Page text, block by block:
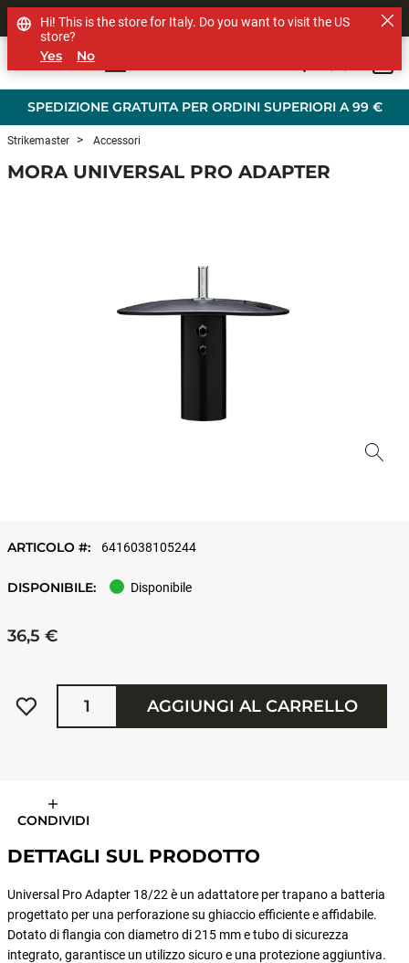
SPEDIZIONE GRATUITA PER ORDINI SUPERIORI A 99 €
SHOP OTHER BRANDS
Strikemaster Accessori
MORA UNIVERSAL PRO ADAPTER
ARTICOLO #: 6416038105244
DISPONIBILE: Disponibile
36,5 €
Quantità
AGGIUNGI AL CARRELLO
CONDIVIDI
DETTAGLI SUL PRODOTTO
Universal Pro Adapter 18/22 è un adattatore per trapano a batteria
progettato per una perforazione su ghiaccio efficiente e affidabile.
Dotato di flangia con diametro di 215 mm e tubo di sicurezza
integrato, garantisce un utilizzo sicuro e una protezione aggiuntiva.
Hi! This is the store for Italy. Do you want to visit the US
store?
Yes No